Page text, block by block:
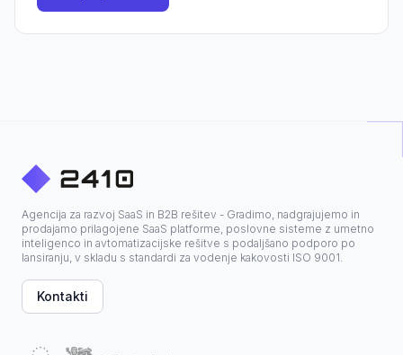
Agencija za razvoj SaaS in B2B rešitev - Gradimo, nadgrajujemo in
prodajamo prilagojene SaaS platforme, poslovne sisteme z umetno
inteligenco in avtomatizacijske rešitve s podaljšano podporo po
lansiranju, v skladu s standardi za vodenje kakovosti ISO 9001.
Kontakti